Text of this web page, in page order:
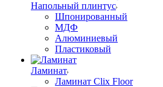
Напольный плинтус
Шпонированный
МДФ
Алюминиевый
Пластиковый
Ламинат
Ламинат Clix Floor